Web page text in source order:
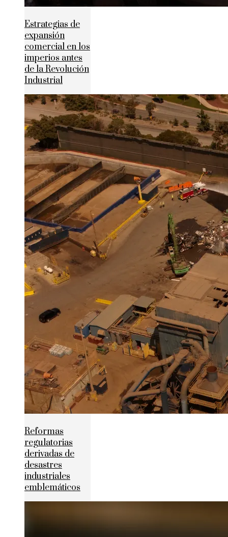
Estrategias de
expansión
comercial en los
imperios antes
de la Revolución
Industrial
Reformas
regulatorias
derivadas de
desastres
industriales
emblemáticos